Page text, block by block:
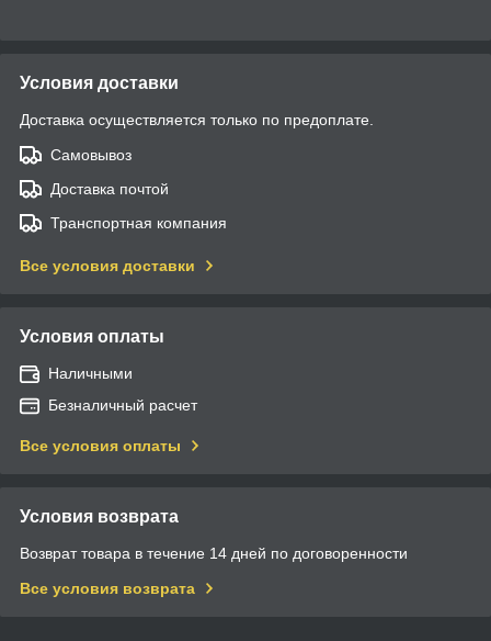
Условия доставки
Доставка осуществляется только по предоплате.
Самовывоз
Доставка почтой
Транспортная компания
Все условия доставки
Условия оплаты
Наличными
Безналичный расчет
Все условия оплаты
Условия возврата
Возврат товара в течение 14 дней по договоренности
Все условия возврата